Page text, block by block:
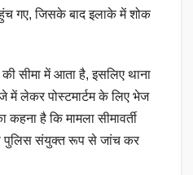
गए, जिसके बाद इलाके में शोक
सीमा में आता है, इसलिए थाना
में लेकर पोस्टमार्टम के लिए भेज
कहना है कि मामला सीमावर्ती
पुलिस संयुक्त रूप से जांच कर